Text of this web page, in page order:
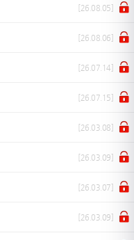
[26.08.05]
[26.08.06]
[26.07.14]
[26.07.15]
[26.03.08]
[26.03.09]
[26.03.07]
[26.03.09]